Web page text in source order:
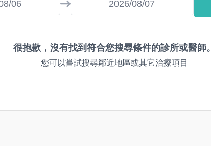
很抱歉，沒有找到符合您搜尋條件的診所或醫師。
您可以嘗試搜尋鄰近地區或其它治療項目